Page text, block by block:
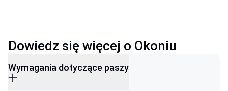
Dowiedz się więcej o Okoniu
Wymagania dotyczące paszy